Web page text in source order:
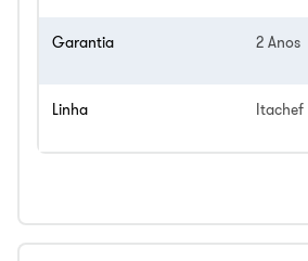
Garantia 2 Anos
Linha Itachef